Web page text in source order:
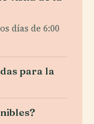
días de 6:00
para la